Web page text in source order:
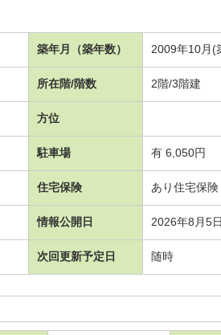
築年月（築年数） 2009年10月(
所在階/階数 2階/3階建
方位
駐車場 有 6,050円
住宅保険 あり住宅保
情報公開日 2026年8月5日
次回更新予定日 随時